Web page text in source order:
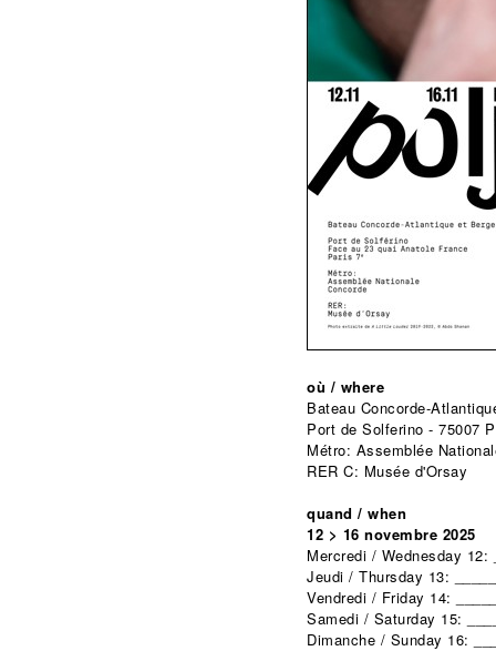
où / where
Bateau Concorde-
Port de Solferino - 75007
Métro: Assemblée
RER C: Musée d'Orsay
quand / when
12 > 16 novembre 2025
Mercredi / Wednesday 12:
Jeudi / Thursday 13:
Vendredi / Friday 14:
Samedi / Saturday 15:
Dimanche / Sunday 16: